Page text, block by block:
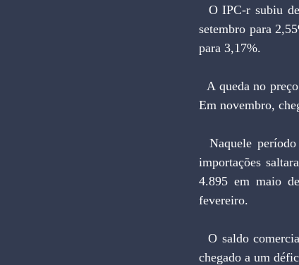
setembro para
para 3,17%.
  A queda no preço da cesta básica, desde o início do Plano Real, não ocorreu de forma monotônica.
Em novembro,
importações
4.895 em maio
fevereiro.
chegado a um